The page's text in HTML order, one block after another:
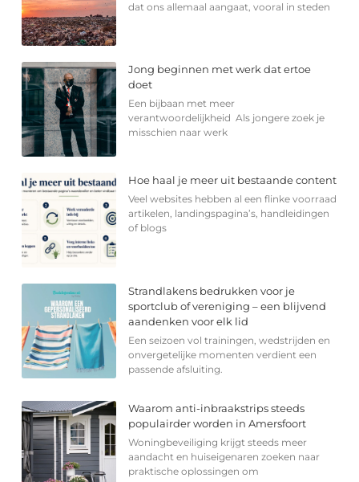
dat ons allemaal aangaat, vooral in steden
Jong beginnen met werk dat ertoe
doet
Een bijbaan met meer
verantwoordelijkheid Als jongere zoek je
misschien naar werk
Hoe haal je meer uit bestaande content
Veel websites hebben al een flinke voorraad
artikelen, landingspagina’s, handleidingen
of blogs
Strandlakens bedrukken voor je
sportclub of vereniging – een blijvend
aandenken voor elk lid
Een seizoen vol trainingen, wedstrijden en
onvergetelijke momenten verdient een
passende afsluiting.
Waarom anti-inbraakstrips steeds
populairder worden in Amersfoort
Woningbeveiliging krijgt steeds meer
aandacht en huiseigenaren zoeken naar
praktische oplossingen om